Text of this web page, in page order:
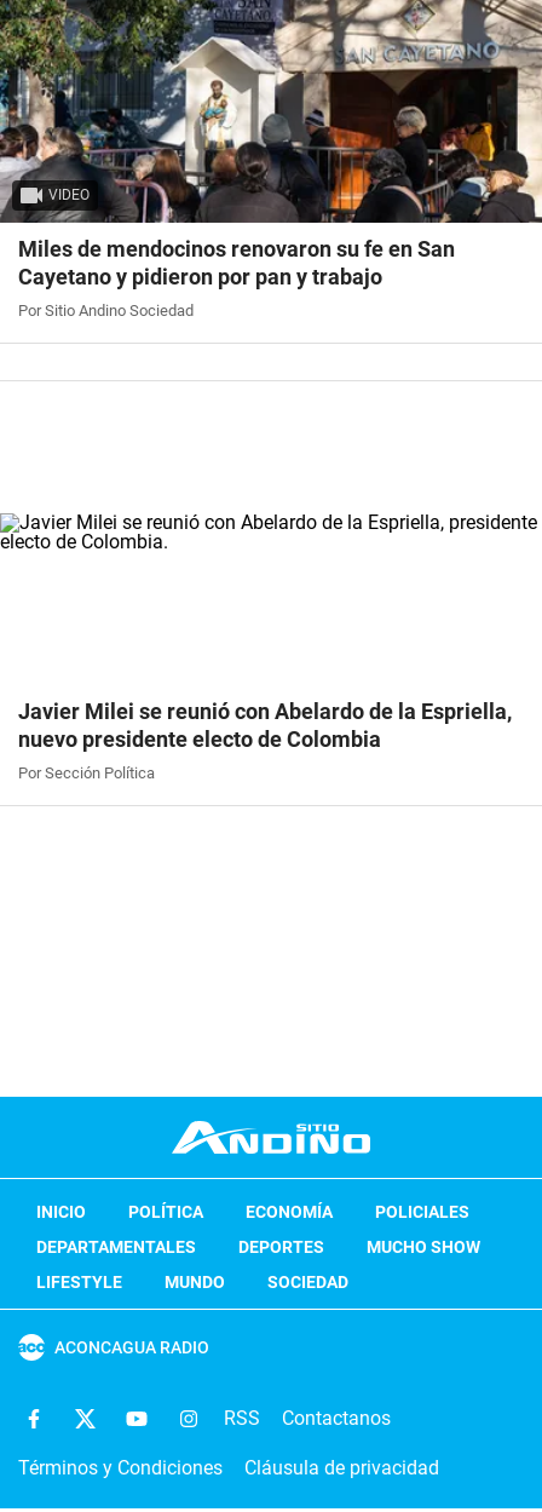
VIDEO
Miles de mendocinos renovaron su fe en San
Cayetano y pidieron por pan y trabajo
Por Sitio Andino Sociedad
Javier Milei se reunió con Abelardo de la Espriella,
nuevo presidente electo de Colombia
Por Sección Política
INICIO POLÍTICA ECONOMÍA
POLICIALES
DEPARTAMENTALES
DEPORTES
MUCHO SHOW
LIFESTYLE
MUNDO SOCIEDAD
ACONCAGUA RADIO
RSS Contactanos
Términos y Condiciones Cláusula de privacidad